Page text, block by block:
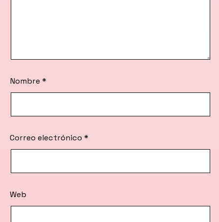
Nombre *
Correo electrónico *
Web